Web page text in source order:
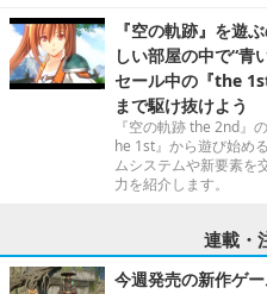
『空の軌跡』を遊
しい部屋の中で“
セール中の『the
まで駆け抜けよう
『空の軌跡 the 2nd』
he 1st』から遊び始め
ムシステムや新要素を
力を紹介します。
連載・
今週発売の新作ゲ